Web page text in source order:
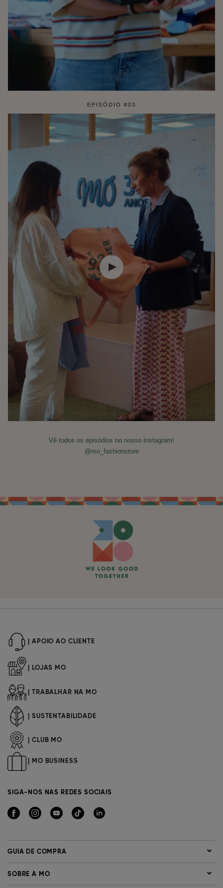
EPISÓDIO #03
Vê todos os episódios no nosso Instagram!
@mo_fashionstore
| APOIO AO CLIENTE
| LOJAS MO
| TRABALHAR NA MO
| SUSTENTABILIDADE
| CLUB MO
| MO BUSINESS
SIGA-NOS NAS REDES SOCIAIS
GUIA DE COMPRA
SOBRE A MO